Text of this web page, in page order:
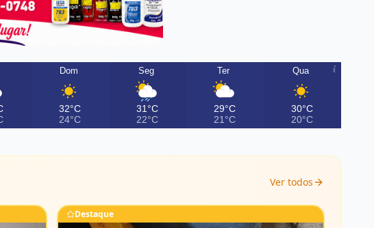
Dom
32°C
24°C
Seg
31°C
22°C
Ter
29°C
21°C
Qua
30°C
20°C
Ver todos
Destaque